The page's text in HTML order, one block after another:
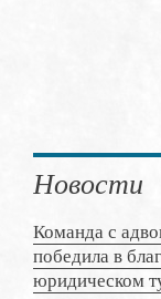
Новости
Команда с
победила в
юридическом